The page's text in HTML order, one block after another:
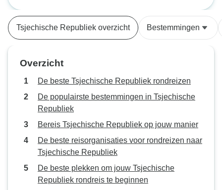
een meer persoonlijke ervaring.
Dit was de eerste keer dat we met
te regelen, en we vonden het heel
fijn!
Tsjechische Republiek overzicht Bestemmingen
Overzicht
De beste Tsjechische Republiek rondreizen
De populairste bestemmingen in Tsjechische
Republiek
Bereis Tsjechische Republiek op jouw manier
De beste reisorganisaties voor rondreizen naar
Tsjechische Republiek
De beste plekken om jouw Tsjechische
Republiek rondreis te beginnen